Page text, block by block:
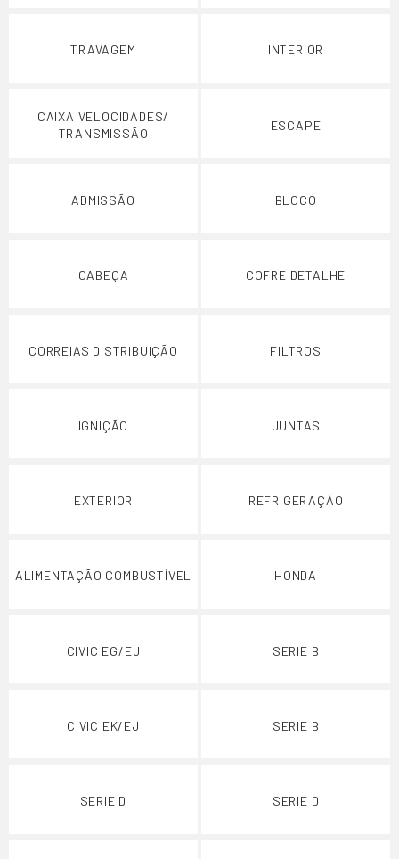
TRAVAGEM INTERIOR
CAIXA VELOCIDADES/
TRANSMISSÃO
ESCAPE
ADMISSÃO BLOCO
CABEÇA COFRE DETALHE
CORREIAS DISTRIBUIÇÃO FILTROS
IGNIÇÃO JUNTAS
EXTERIOR REFRIGERAÇÃO
ALIMENTAÇÃO COMBUSTÍVEL HONDA
CIVIC EG/EJ SERIE B
CIVIC EK/EJ SERIE B
SERIE D SERIE D